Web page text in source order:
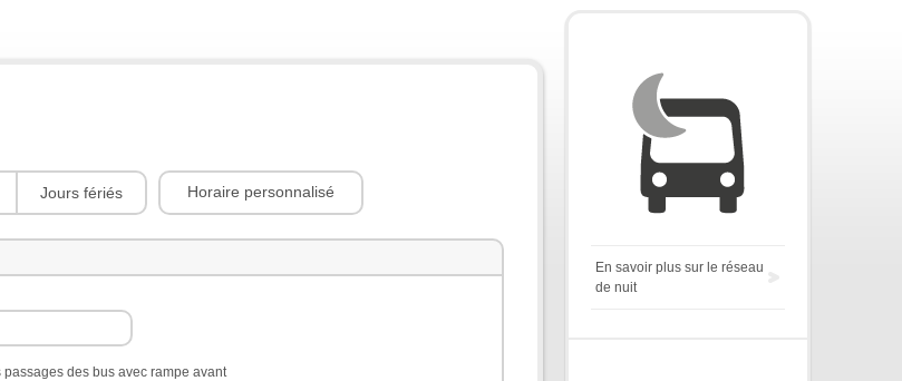
Jours fériés Horaire personnalisé
des bus avec rampe avant
En savoir plus sur le réseau
de nuit